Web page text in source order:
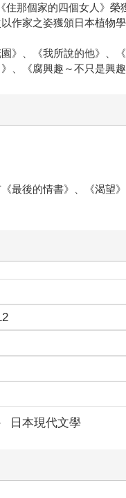
住那個家的四個女人》
作家之姿獲頒日本植物學
》、《我所說的他》、
、《腐興趣～不只是興
最後的情書》、《渴望
日本現代文學